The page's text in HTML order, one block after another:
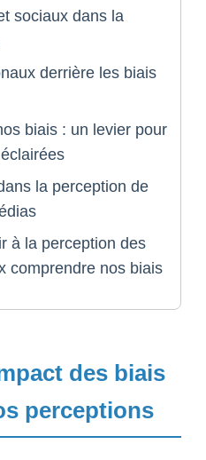
sociaux dans la
derrière les biais
biais : un levier pour
la perception de
à la perception des
comprendre nos biais
des biais
perceptions